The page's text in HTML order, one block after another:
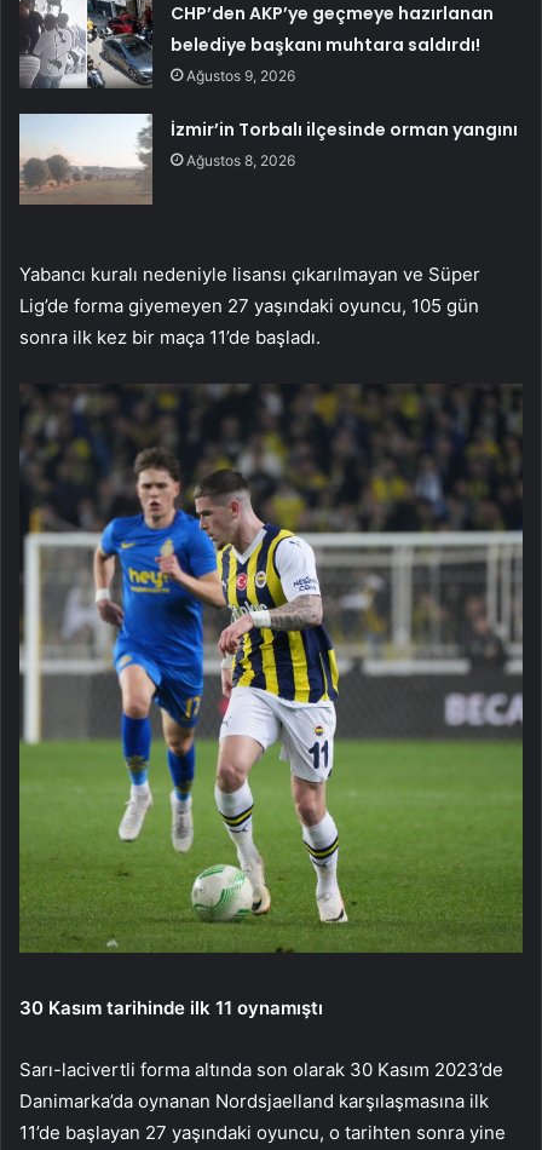
CHP’den AKP’ye geçmeye hazırlanan
belediye başkanı muhtara saldırdı!
Ağustos 9, 2026
İzmir’in Torbalı ilçesinde orman yangını
Ağustos 8, 2026
Yabancı kuralı nedeniyle lisansı çıkarılmayan ve Süper
Lig’de forma giyemeyen 27 yaşındaki oyuncu, 105 gün
sonra ilk kez bir maça 11’de başladı.
30 Kasım tarihinde ilk 11 oynamıştı
Sarı-lacivertli forma altında son olarak 30 Kasım 2023’de
Danimarka’da oynanan Nordsjaelland karşılaşmasına ilk
11’de başlayan 27 yaşındaki oyuncu, o tarihten sonra yine